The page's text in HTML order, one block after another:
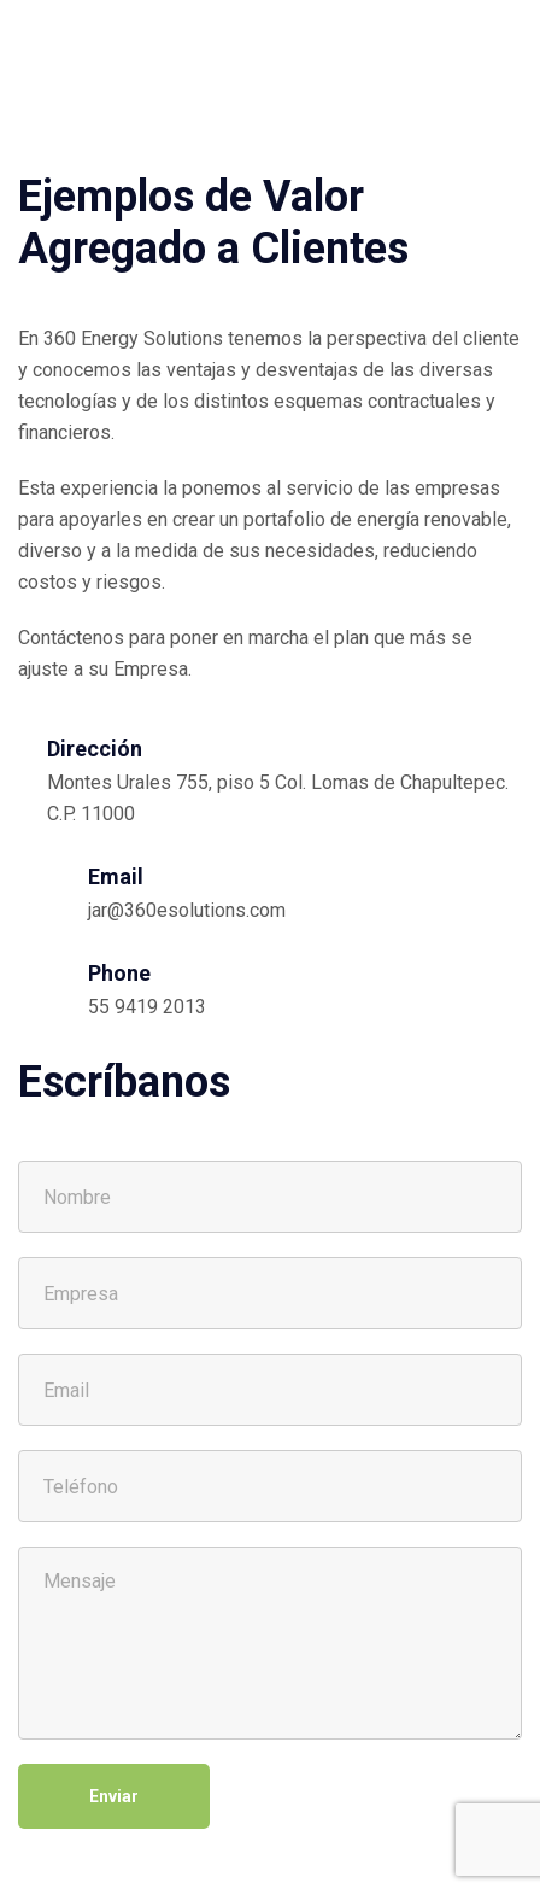
Ejemplos de Valor
Agregado a Clientes
En 360 Energy Solutions tenemos la perspectiva del cliente
y conocemos las ventajas y desventajas de las diversas
tecnologías y de los distintos esquemas contractuales y
financieros.
Esta experiencia la ponemos al servicio de las empresas
para apoyarles en crear un portafolio de energía renovable,
diverso y a la medida de sus necesidades, reduciendo
costos y riesgos.
Contáctenos para poner en marcha el plan que más se
ajuste a su Empresa.
Dirección
Montes Urales 755, piso 5 Col. Lomas de Chapultepec.
C.P. 11000
Email
jar@360esolutions.com
Phone
55 9419 2013
Escríbanos